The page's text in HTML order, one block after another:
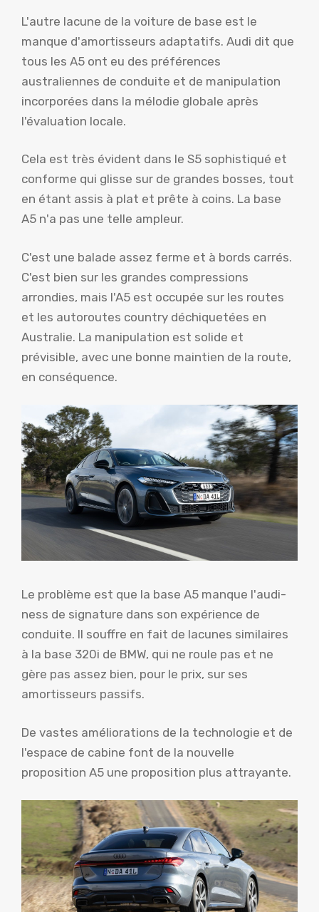
L'autre lacune de la voiture de base est le
manque d'amortisseurs adaptatifs. Audi dit que
tous les A5 ont eu des préférences
australiennes de conduite et de manipulation
incorporées dans la mélodie globale après
l'évaluation locale.
Cela est très évident dans le S5 sophistiqué et
conforme qui glisse sur de grandes bosses, tout
en étant assis à plat et prête à coins. La base
A5 n'a pas une telle ampleur.
C'est une balade assez ferme et à bords carrés.
C'est bien sur les grandes compressions
arrondies, mais l'A5 est occupée sur les routes
et les autoroutes country déchiquetées en
Australie. La manipulation est solide et
prévisible, avec une bonne maintien de la route,
en conséquence.
Le problème est que la base A5 manque l'audi-
ness de signature dans son expérience de
conduite. Il souffre en fait de lacunes similaires
à la base 320i de BMW, qui ne roule pas et ne
gère pas assez bien, pour le prix, sur ses
amortisseurs passifs.
De vastes améliorations de la technologie et de
l'espace de cabine font de la nouvelle
proposition A5 une proposition plus attrayante.